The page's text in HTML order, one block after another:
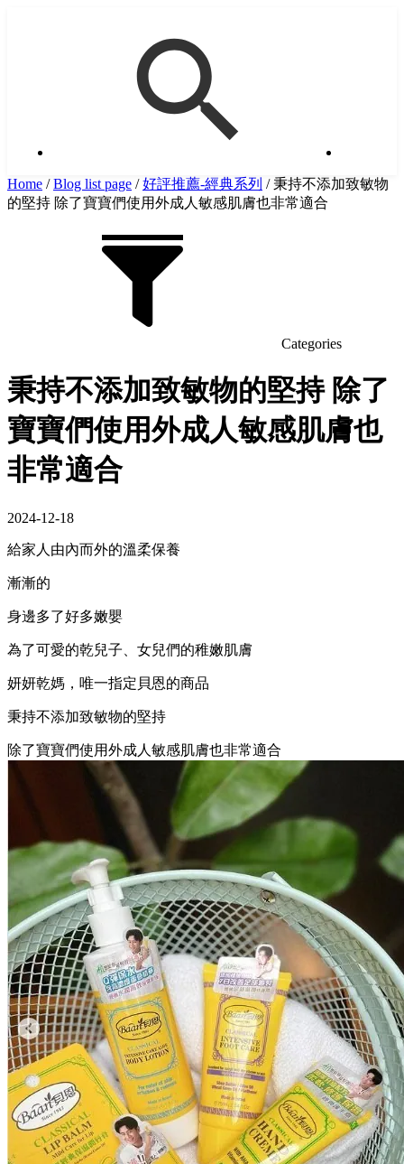
Home /Blog list page /好評推薦-經典系列 / 秉持不添加致敏物
的堅持 除了寶寶們使用外成人敏感肌膚也非常適合
Categories
秉持不添加致敏物的堅持 除了
寶寶們使用外成人敏感肌膚也
非常適合
2024-12-18
給家人由內而外的溫柔保養
漸漸的
身邊多了好多嫩嬰
為了可愛的乾兒子、女兒們的稚嫩肌膚
妍妍乾媽，唯一指定貝恩的商品
秉持不添加致敏物的堅持
除了寶寶們使用外成人敏感肌膚也非常適合